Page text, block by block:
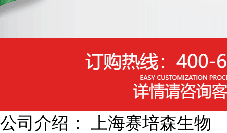
公司介绍： 上海赛培森生物